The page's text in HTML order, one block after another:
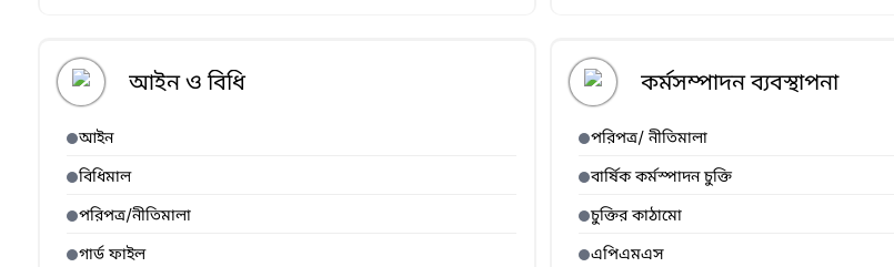
আইন ও বিধি
আইন
বিধিমাল
পরিপত্র/নীতিমালা
গার্ড ফাইল
কর্মসম্পাদন ব্যবস্থাপনা
পরিপত্র/ নীতিমালা
বার্ষিক কর্মস্পাদন চুক্তি
চুক্তির কাঠামো
এপিএমএস